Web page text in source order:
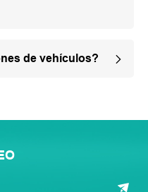
de vehículos?